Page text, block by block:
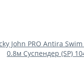
John PRO Antira
0.8м Cуспендер (SP)